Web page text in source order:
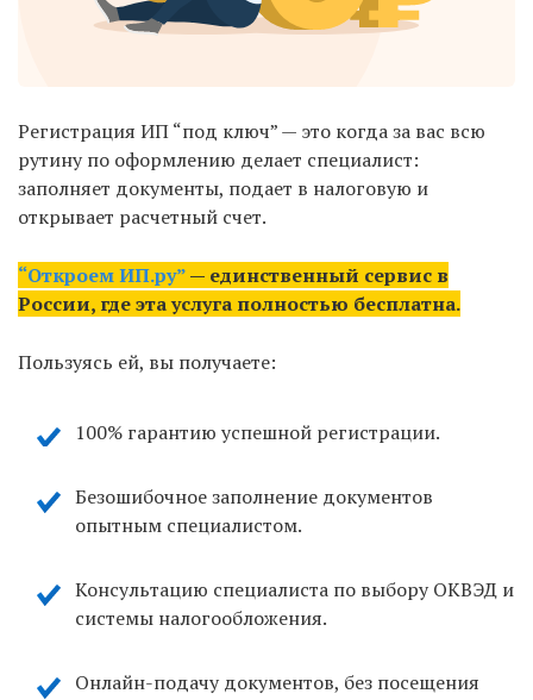
Регистрация ИП “под ключ” — это когда за вас всю
рутину по оформлению делает специалист:
заполняет документы, подает в налоговую и
открывает расчетный счет.
“Откроем ИП.ру”— единственный сервис в
России, где эта услуга полностью бесплатна.
Пользуясь ей, вы получаете:
100% гарантию успешной регистрации.
Безошибочное заполнение документов
опытным специалистом.
Консультацию специалиста по выбору ОКВЭД и
системы налогообложения.
Онлайн-подачу документов, без посещения